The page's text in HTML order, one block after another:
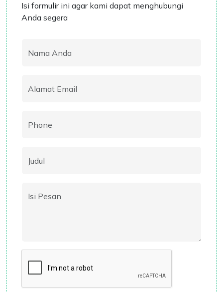
Isi formulir ini agar kami dapat menghubungi
Anda segera